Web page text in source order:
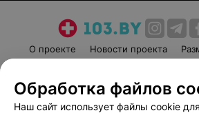
О проекте Новости проекта
Пользовательское соглашение
Вакансии
Обработка файлов
Наш сайт использует файлы cookie